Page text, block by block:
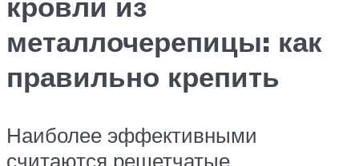
металлочерепицы: как
правильно крепить
Наиболее эффективными
считаются решетчатые